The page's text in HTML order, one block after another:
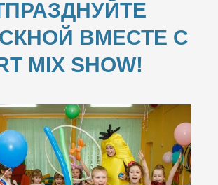
ВМЕСТЕ С
MIX SHOW!